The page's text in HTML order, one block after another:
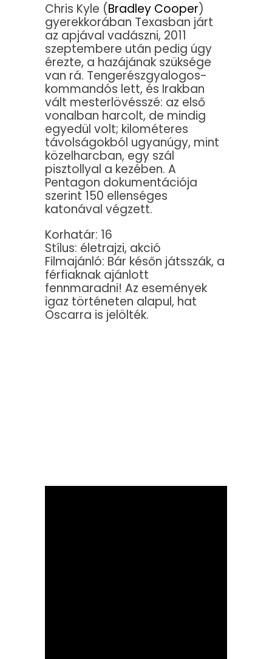
Chris Kyle (Bradley Cooper)
gyerekkorában Texasban járt
az apjával vadászni, 2011
szeptembere után pedig úgy
érezte, a hazájának szüksége
van rá. Tengerészgyalogos-
kommandós lett, és Irakban
vált mesterlövésszé: az első
vonalban harcolt, de mindig
egyedül volt; kilométeres
távolságokból ugyanúgy, mint
közelharcban, egy szál
pisztollyal a kezében. A
Pentagon dokumentációja
szerint 150 ellenséges
katonával végzett.
Korhatár: 16
Stílus: életrajzi, akció
Filmajánló: Bár későn játsszák, a
férfiaknak ajánlott
fennmaradni! Az események
igaz történeten alapul, hat
Oscarra is jelölték.